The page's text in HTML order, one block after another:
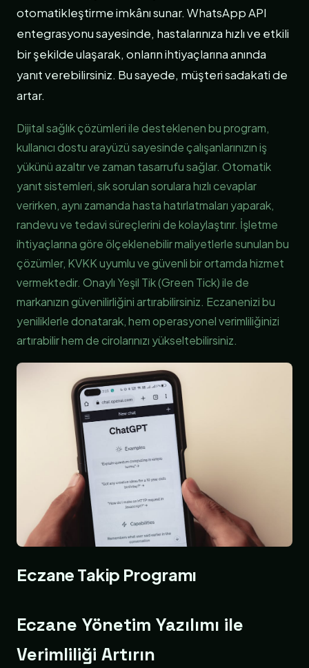
otomatikleştirme imkânı sunar. WhatsApp API
entegrasyonu sayesinde, hastalarınıza hızlı ve etkili
bir şekilde ulaşarak, onların ihtiyaçlarına anında
yanıt verebilirsiniz. Bu sayede, müşteri sadakati de
artar.
Dijital sağlık çözümleri ile desteklenen bu program,
kullanıcı dostu arayüzü sayesinde çalışanlarınızın iş
yükünü azaltır ve zaman tasarrufu sağlar. Otomatik
yanıt sistemleri, sık sorulan sorulara hızlı cevaplar
verirken, aynı zamanda hasta hatırlatmaları yaparak,
randevu ve tedavi süreçlerini de kolaylaştırır. İşletme
ihtiyaçlarına göre ölçeklenebilir maliyetlerle sunulan bu
çözümler, KVKK uyumlu ve güvenli bir ortamda hizmet
vermektedir. Onaylı Yeşil Tik (Green Tick) ile de
markanızın güvenilirliğini artırabilirsiniz. Eczanenizi bu
yeniliklerle donatarak, hem operasyonel verimliliğinizi
artırabilir hem de cirolarınızı yükseltebilirsiniz.
Eczane Takip Programı
Eczane Yönetim Yazılımı ile
Verimliliği Artırın